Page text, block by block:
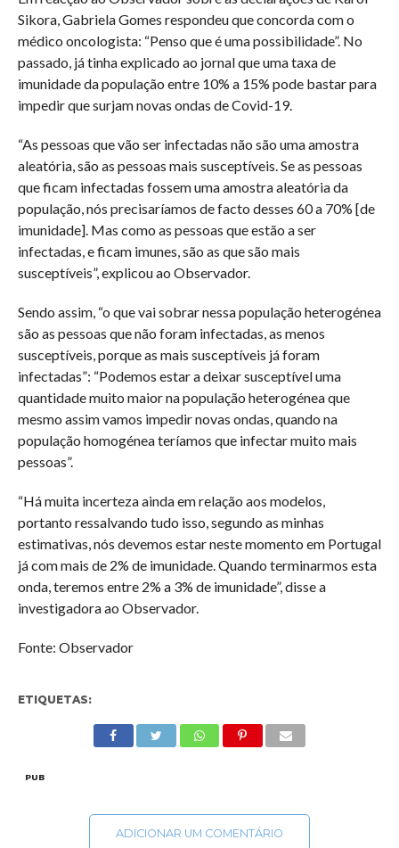
Sikora, Gabriela Gomes respondeu que concorda com o
médico oncologista: “Penso que é uma possibilidade”. No
passado, já tinha explicado ao jornal que uma taxa de
imunidade da população entre 10% a 15% pode bastar para
impedir que surjam novas ondas de Covid-19.
“As pessoas que vão ser infectadas não são uma amostra
aleatória, são as pessoas mais susceptíveis. Se as pessoas
que ficam infectadas fossem uma amostra aleatória da
população, nós precisaríamos de facto desses 60 a 70% [de
imunidade]. Mas como as pessoas que estão a ser
infectadas, e ficam imunes, são as que são mais
susceptíveis”, explicou ao Observador.
Sendo assim, “o que vai sobrar nessa população heterogénea
são as pessoas que não foram infectadas, as menos
susceptíveis, porque as mais susceptíveis já foram
infectadas”: “Podemos estar a deixar susceptível uma
quantidade muito maior na população heterogénea que
mesmo assim vamos impedir novas ondas, quando na
população homogénea teríamos que infectar muito mais
pessoas”.
“Há muita incerteza ainda em relação aos modelos,
portanto ressalvando tudo isso, segundo as minhas
estimativas, nós devemos estar neste momento em Portugal
já com mais de 2% de imunidade. Quando terminarmos esta
onda, teremos entre 2% a 3% de imunidade”, disse a
investigadora ao Observador.
Fonte: Observador
ETIQUETAS:
PUB
ADICIONAR UM COMENTÁRIO